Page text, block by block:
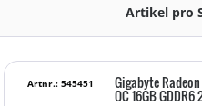
Artikel pro
Gigabyte
OC 16GB GDDR6
Artnr.: 545451